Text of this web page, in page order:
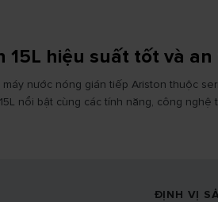
15L hiệu suất tốt và an
nước nóng gián tiếp Ariston thuộc
nổi bật cùng các tính năng, công
ĐỊNH VỊ